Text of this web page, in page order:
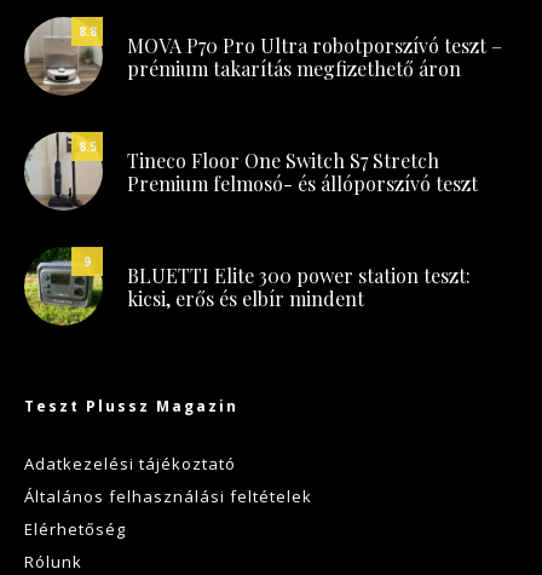
8.8
MOVA P70 Pro Ultra robotporszívó teszt –
prémium takarítás megfizethető áron
8.5
Tineco Floor One Switch S7 Stretch
Premium felmosó- és állóporszívó teszt
9
BLUETTI Elite 300 power station teszt:
kicsi, erős és elbír mindent
Teszt Plussz Magazin
Adatkezelési tájékoztató
Általános felhasználási feltételek
Elérhetőség
Rólunk